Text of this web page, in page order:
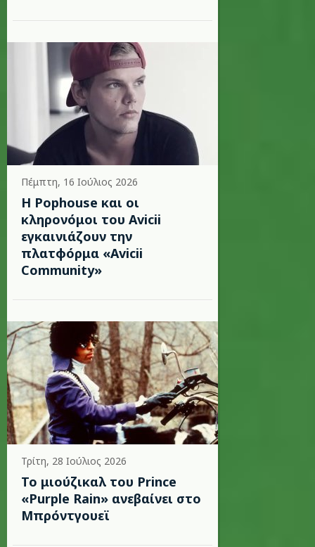
Πέμπτη, 16 Ιούλιος 2026
Η Pophouse και οι
κληρονόμοι του Avicii
εγκαινιάζουν την
πλατφόρμα «Avicii
Community»
Τρίτη, 28 Ιούλιος 2026
Το μιούζικαλ του Prince
«Purple Rain» ανεβαίνει στο
Μπρόντγουεϊ